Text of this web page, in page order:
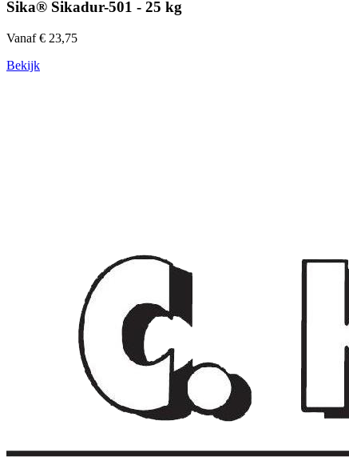
Sika® Sikadur-501 - 25 kg
Vanaf € 23,75
Bekijk